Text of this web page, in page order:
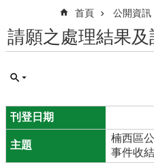
首頁 公開資訊
請願之處理結果及
楠西區
事件收